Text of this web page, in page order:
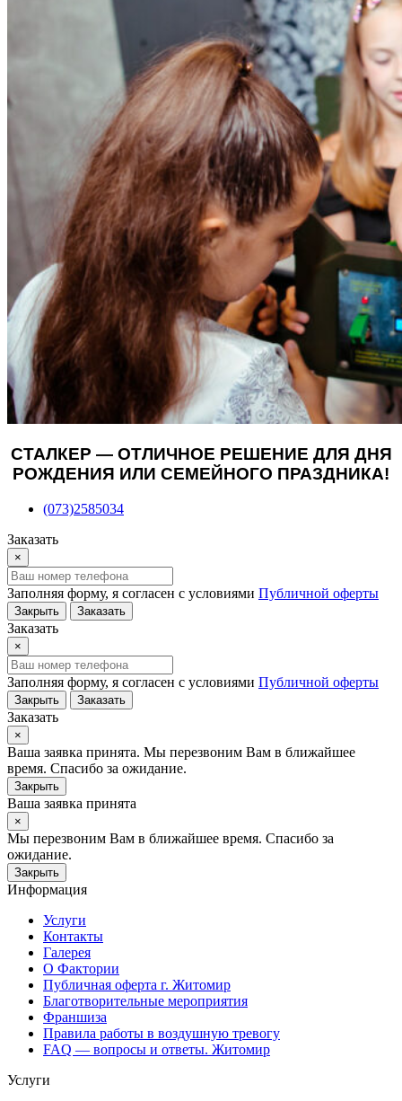
СТАЛКЕР — ОТЛИЧНОЕ РЕШЕНИЕ ДЛЯ ДНЯ
РОЖДЕНИЯ ИЛИ СЕМЕЙНОГО ПРАЗДНИКА!
(073)2585034
Заказать
×
Заполняя форму, я согласен с условиями Публичной оферты
Закрыть Заказать
Заказать
×
Заполняя форму, я согласен с условиями Публичной оферты
Закрыть Заказать
Заказать
×
Ваша заявка принята. Мы перезвоним Вам в ближайшее
время. Спасибо за ожидание.
Закрыть
Ваша заявка принята
×
Мы перезвоним Вам в ближайшее время. Спасибо за
ожидание.
Закрыть
Информация
Услуги
Контакты
Галерея
О Фактории
Публичная оферта г. Житомир
Благотворительные мероприятия
Франшиза
Правила работы в воздушную тревогу
FAQ — вопросы и ответы. Житомир
Услуги